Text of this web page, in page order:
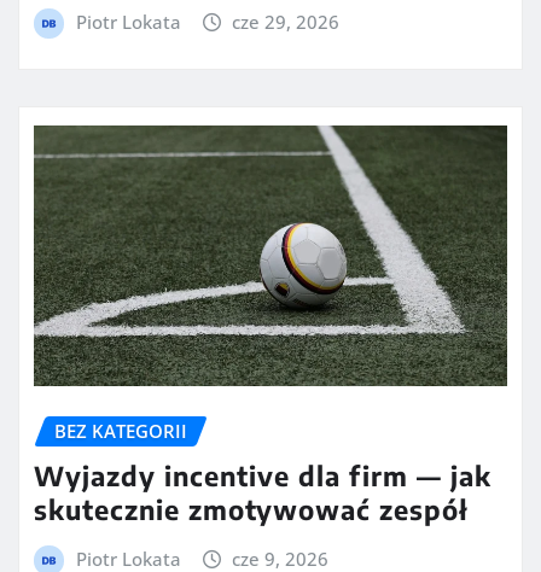
Piotr Lokata cze 29, 2026
BEZ KATEGORII
Wyjazdy incentive dla firm — jak
skutecznie zmotywować zespół
Piotr Lokata cze 9, 2026